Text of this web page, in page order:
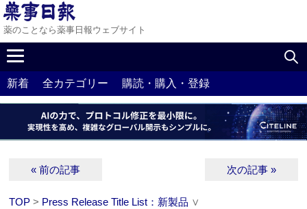
薬のことなら薬事日報ウェブサイト
新着 全カテゴリー 購読・購入・登録
« 前の記事 次の記事 »
TOP > Press Release Title List：新製品 ∨